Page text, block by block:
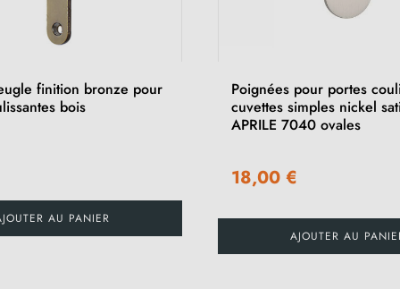
finition bronze pour
bois
AU PANIER
Poignées pour portes
cuvettes simples nickel
APRILE 7040 ovales
18,00 €
AJOUTER AU